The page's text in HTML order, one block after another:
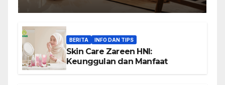
BERITA INFO DAN TIPS
Skin Care Zareen HNI:
Keunggulan dan Manfaat